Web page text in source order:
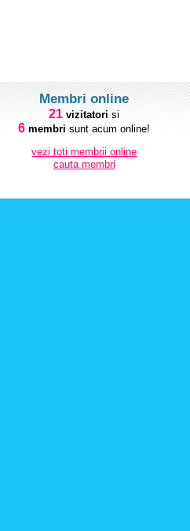
Membri online
21 vizitatori si
6 membri sunt acum online!
vezi toti membrii online
cauta membri